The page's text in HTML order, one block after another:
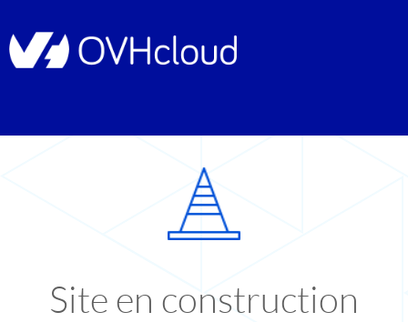
Site en construction